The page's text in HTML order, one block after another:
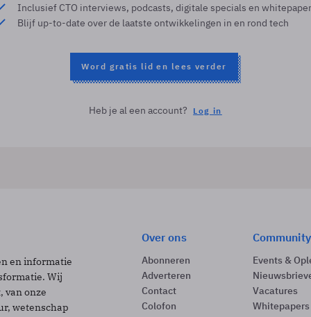
Inclusief CTO interviews, podcasts, digitale specials en
Blijf up-to-date over de laatste ontwikkelingen in en rond tech
Word gratis lid en lees verder
Heb je al een account? Log in
en informatie
Wij
van onze
wetenschap
Over ons
Abonneren
Adverteren
Contact
Colofon
Community
Events &
Vacatures
Whitepapers